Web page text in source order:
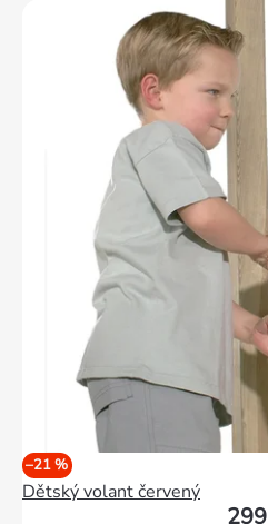
–21 %
Dětský volant červený